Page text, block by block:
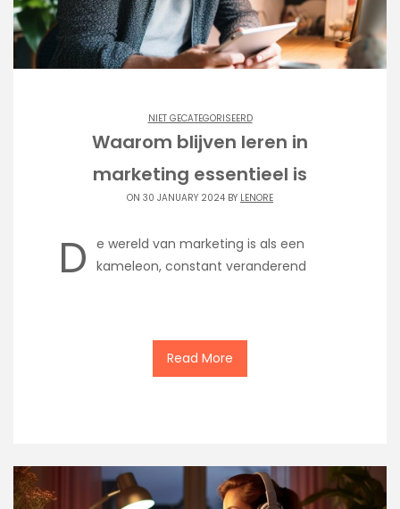
NIET GECATEGORISEERD
Waarom blijven leren in
marketing essentieel is
ON 30 JANUARY 2024 BY LENORE
D e wereld van marketing is als een
kameleon, constant veranderend
Read More